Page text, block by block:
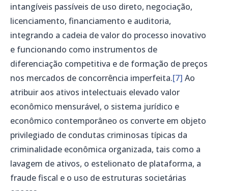
intangíveis passíveis de uso direto, negociação,
licenciamento, financiamento e auditoria,
integrando a cadeia de valor do processo inovativo
e funcionando como instrumentos de
diferenciação competitiva e de formação de preços
nos mercados de concorrência imperfeita.[7] Ao
atribuir aos ativos intelectuais elevado valor
econômico mensurável, o sistema jurídico e
econômico contemporâneo os converte em objeto
privilegiado de condutas criminosas típicas da
criminalidade econômica organizada, tais como a
lavagem de ativos, o estelionato de plataforma, a
fraude fiscal e o uso de estruturas societárias